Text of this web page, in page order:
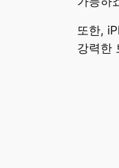
또한,
강력한